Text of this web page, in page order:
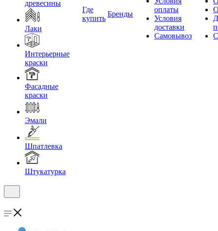
древесины
Лаки
Интерьерные
краски
Фасадные
краски
Эмали
Шпатлевка
Штукатурка
Где
купить
Бренды
оплаты
Условия
доставки
Самовывоз